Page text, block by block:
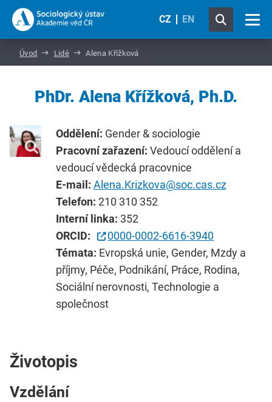
CZ EN
Úvod Lidé Alena Křížková
PhDr. Alena Křížková, Ph.D.
Oddělení: Gender & sociologie
Pracovní zařazení: Vedoucí oddělení a
vedoucí vědecká pracovnice
E-mail: Alena.Krizkova@soc.cas.cz
Telefon: 210 310 352
Interní linka: 352
ORCID:
0000-0002-6616-3940
Témata: Evropská unie, Gender, Mzdy a
příjmy, Péče, Podnikání, Práce, Rodina,
Sociální nerovnosti, Technologie a
společnost
Životopis
Vzdělání